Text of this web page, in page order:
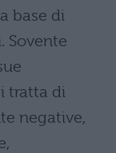
base di
Sovente
tratta di
negative,